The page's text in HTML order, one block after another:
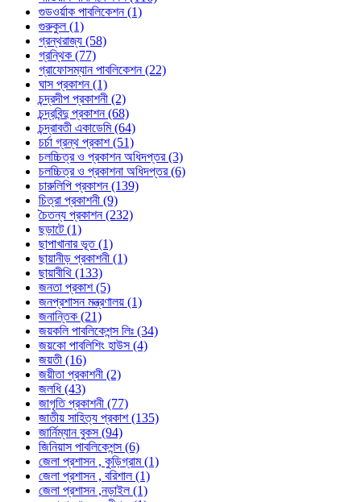
গুডওর্য়াক পাবলিকেশন (1)
গুরুকুল (1)
গ্রন্থরাজ্য (58)
গ্রন্থিক (77)
গ্রাফোসম্যান পাবলিকেশন (22)
ঘাস প্রকাশন (1)
চন্দ্রদীপ প্রকাশনী (2)
চন্দ্রবিন্দু প্রকাশন (68)
চন্দ্রাবতী একাডেমি (64)
চর্চা গ্রন্থ প্রকাশ (51)
চলচ্চিত্র ও প্রকাশন অধিদপ্তর (3)
চলচ্চিত্র ও প্রকাশনা অধিদপ্তর (6)
চারুলিপি প্রকাশন (139)
চিত্রা প্রকাশনী (9)
চৈতন্য প্রকাশন (232)
ছড়াটে (1)
ছাপাখানার ভূত (1)
ছায়ানীড় প্রকাশনী (1)
ছায়াবীথি (133)
জনতা প্রকাশ (5)
জনপ্রশাসন মন্ত্রণালয় (1)
জনান্তিক (21)
জয়কলি পাবলিকেশন্স লিঃ (34)
জয়কো পাবলিশিং হাউস (4)
জয়তী (16)
জয়ীতা প্রকাশনী (2)
জলধি (43)
জাগৃতি প্রকাশনী (77)
জাতীয় সাহিত্য প্রকাশ (135)
জার্নিম্যান বুকস (94)
জিনিয়াস পাবলিকেশন্স (6)
জেলা প্রশাসন , কুড়িগ্রাম (1)
জেলা প্রশাসন , বরিশাল (1)
জেলা প্রশাসন ,নড়াইল (1)